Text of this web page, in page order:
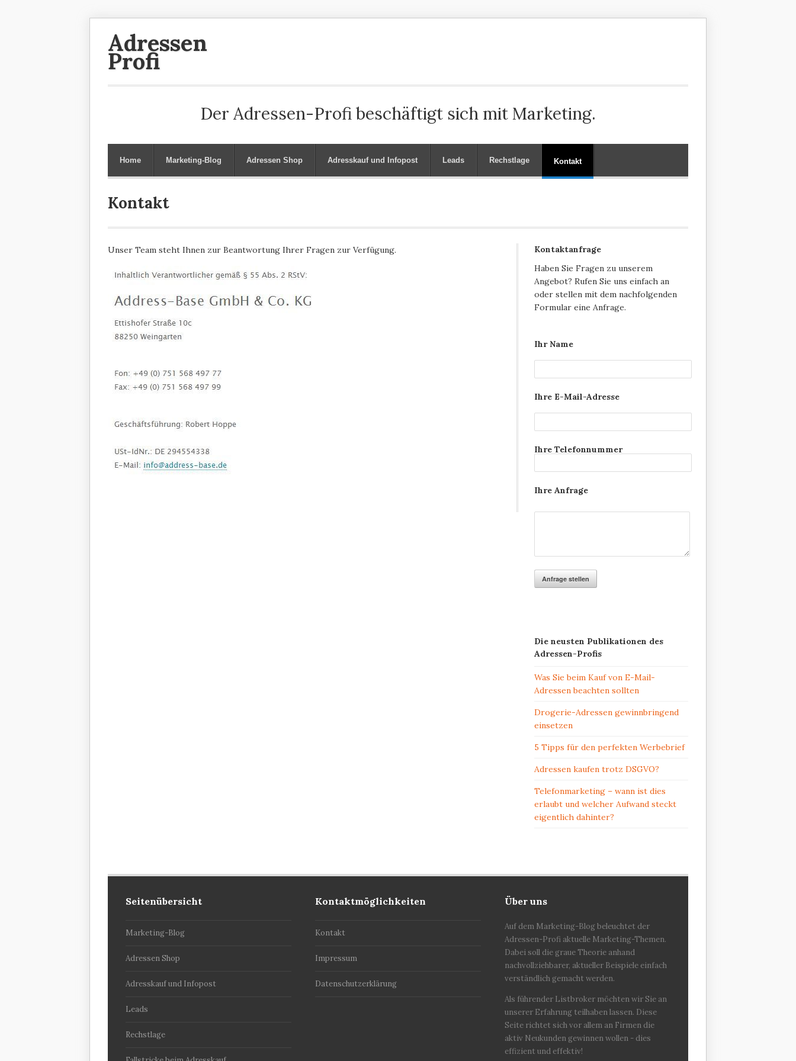
Adressen
Profi
Der Adressen-Profi beschäftigt sich mit Marketing.
Home Marketing-Blog Adressen Shop Adresskauf und Infopost Leads Rechstlage Kontakt
Kontakt
Unser Team steht Ihnen zur Beantwortung Ihrer Fragen zur Verfügung.
Kontaktanfrage
Haben Sie Fragen zu unserem
Angebot? Rufen Sie uns einfach an
oder stellen mit dem nachfolgenden
Formular eine Anfrage.
Ihr Name
Ihre E-Mail-Adresse
Ihre Telefonnummer
Ihre Anfrage
Die neusten Publikationen des
Adressen-Profis
Was Sie beim Kauf von E-Mail-
Adressen beachten sollten
Drogerie-Adressen gewinnbringend
einsetzen
5 Tipps für den perfekten Werbebrief
Adressen kaufen trotz DSGVO?
Telefonmarketing – wann ist dies
erlaubt und welcher Aufwand steckt
eigentlich dahinter?
Seitenübersicht
Marketing-Blog
Adressen Shop
Adresskauf und Infopost
Leads
Rechstlage
Kontaktmöglichkeiten
Kontakt
Impressum
Datenschutzerklärung
Über uns
Auf dem Marketing-Blog beleuchtet der
Adressen-Profi aktuelle Marketing-Themen.
Dabei soll die graue Theorie anhand
nachvollziehbarer, aktueller Beispiele einfach
verständlich gemacht werden.
Als führender Listbroker möchten wir Sie an
unserer Erfahrung teilhaben lassen. Diese
Seite richtet sich vor allem an Firmen die
aktiv Neukunden gewinnen wollen - dies
effizient und effektiv!